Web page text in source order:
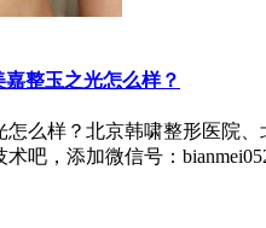
整玉之光怎么样？
么样？北京韩啸整形医院
吧，添加微信号：